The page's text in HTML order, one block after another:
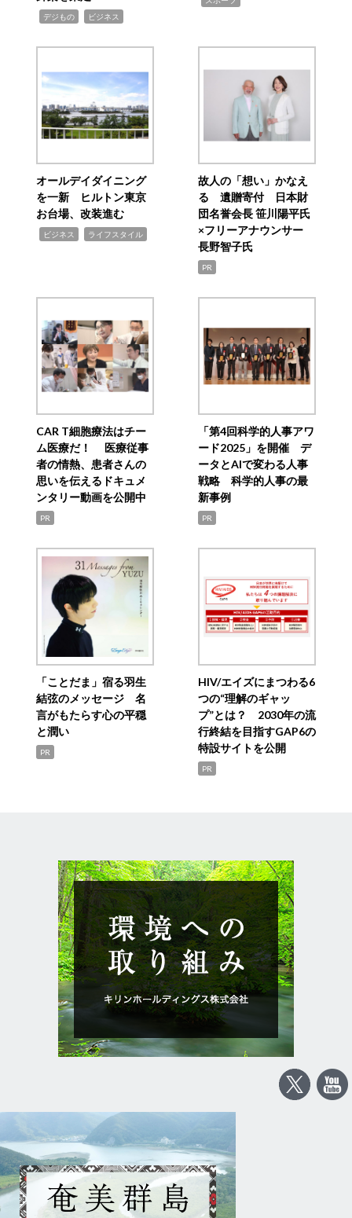
デジもの ビジネス
オールデイダイニング
を一新 ヒルトン東京
お台場、改装進む
ビジネス ライフスタイル
故人の「想い」かなえ
る 遺贈寄付 日本財
団名誉会長 笹川陽平氏
×フリーアナウンサー
長野智子氏
PR
CAR T細胞療法はチー
ム医療だ！ 医療従事
者の情熱、患者さんの
思いを伝えるドキュメ
ンタリー動画を公開中
PR
「第4回科学的人事アワ
ード2025」を開催 デ
ータとAIで変わる人事
戦略 科学的人事の最
新事例
PR
「ことだま」宿る羽生
結弦のメッセージ 名
言がもたらす心の平穏
と潤い
PR
HIV/エイズにまつわる6
つの“理解のギャッ
プ”とは？ 2030年の流
行終結を目指すGAP6の
特設サイトを公開
PR